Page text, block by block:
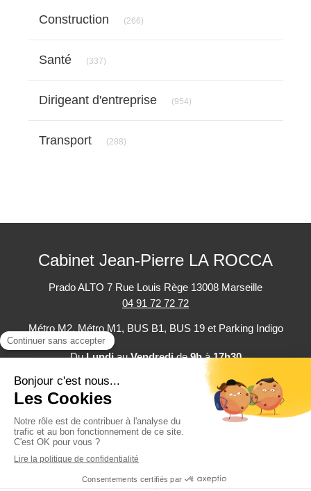
Construction (266)
Santé (337)
Dirigeant d'entreprise (954)
Transport (288)
Cabinet Jean-Pierre LA ROCCA
Prado ALTO 7 Rue Louis Rège 13008 Marseille
04 91 72 72 72
Métro M2, Métro M1, BUS B1, BUS 19 et Parking Indigo
DuLundiauVendredide9hà17h30
Politique de confidentialité
©2025 Cabinet Jean-Pierre LA ROCCA - Expertise comptable